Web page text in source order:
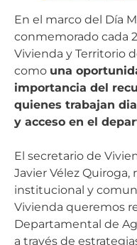
En el marco del Día
conmemorado cada
Vivienda y Territorio
como una
importancia del
quienes trabajan
y acceso en el
El secretario de
Javier Vélez
institucional y
Vivienda queremos
Departamental de
a través de